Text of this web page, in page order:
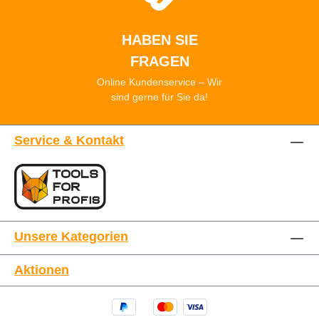
HABEN SIE
FRAGEN
Online Kundenservice – Wir
sind gerne für Sie da!
Service & Kontakt
Unsere Kategorien
Aktionen